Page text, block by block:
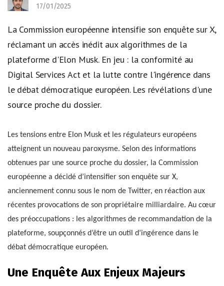
17/01/2025
La Commission européenne intensifie son enquête sur X,
réclamant un accès inédit aux algorithmes de la
plateforme d'Elon Musk. En jeu : la conformité au
Digital Services Act et la lutte contre l'ingérence dans
le débat démocratique européen. Les révélations d'une
source proche du dossier.
Les tensions entre Elon Musk et les régulateurs européens
atteignent un nouveau paroxysme. Selon des informations
obtenues par une source proche du dossier, la Commission
européenne a décidé d’intensifier son enquête sur X,
anciennement connu sous le nom de Twitter, en réaction aux
récentes provocations de son propriétaire milliardaire. Au cœur
des préoccupations : les algorithmes de recommandation de la
plateforme, soupçonnés d’être un outil d’ingérence dans le
débat démocratique européen.
Une Enquête Aux Enjeux Majeurs